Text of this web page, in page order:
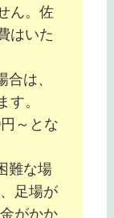
ん。佐
はいた
は、
。
～とな
難な場
足場が
がかか